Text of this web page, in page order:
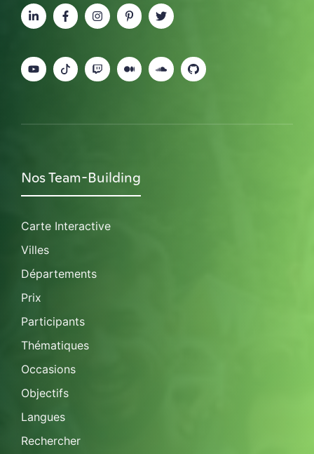
Nos Team-Building
Carte Interactive
Villes
Départements
Prix
Participants
Thématiques
Occasions
Objectifs
Langues
Rechercher